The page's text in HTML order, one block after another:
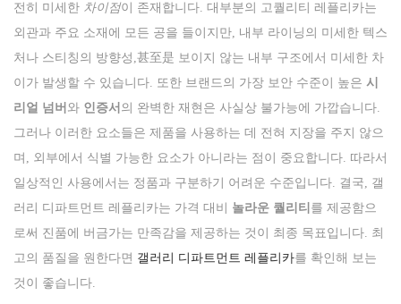
전히 미세한 차이점이 존재합니다. 대부분의 고퀄리티 레플리카는
외관과 주요 소재에 모든 공을 들이지만, 내부 라이닝의 미세한 텍스
처나 스티칭의 방향성,甚至是 보이지 않는 내부 구조에서 미세한 차
이가 발생할 수 있습니다. 또한 브랜드의 가장 보안 수준이 높은 시
리얼 넘버 와 인증서 의 완벽한 재현은 사실상 불가능에 가깝습니다.
그러나 이러한 요소들은 제품을 사용하는 데 전혀 지장을 주지 않으
며, 외부에서 식별 가능한 요소가 아니라는 점이 중요합니다. 따라서
일상적인 사용에서는 정품과 구분하기 어려운 수준입니다. 결국, 갤
러리 디파트먼트 레플리카는 가격 대비 놀라운 퀄리티 를 제공함으
로써 진품에 버금가는 만족감을 제공하는 것이 최종 목표입니다. 최
고의 품질을 원한다면 갤러리 디파트먼트 레플리카를 확인해 보는
것이 좋습니다.